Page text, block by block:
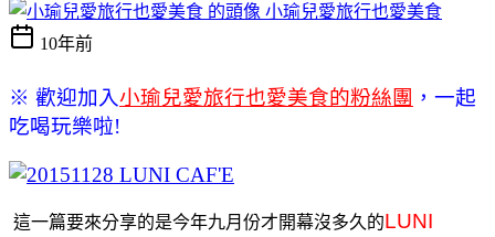
小瑜兒愛旅行也愛美食
10年前
※ 歡迎加入小瑜兒愛旅行也愛美食的粉絲團 ，一起
吃喝玩樂啦!
這一篇要來分享的是今年九月份才開幕沒多久的LUNI